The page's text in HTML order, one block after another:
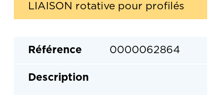
LIAISON rotative pour profilés
0000062864